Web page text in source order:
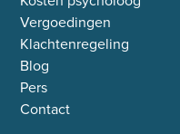
Vergoedingen
Klachtenregeling
Blog
Pers
Contact